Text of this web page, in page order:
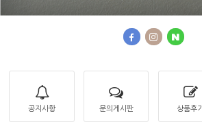
공지사항 문의게시판 상품후기